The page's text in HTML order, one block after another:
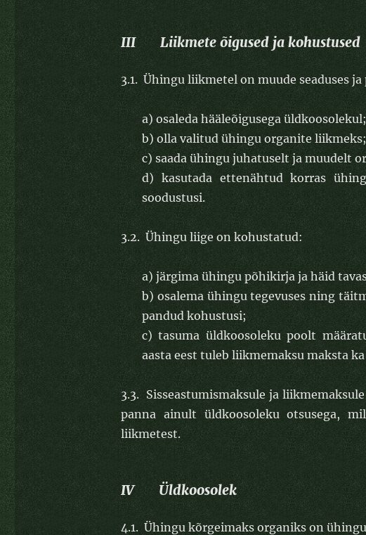
III Liikmete õigused ja kohustused
3.1. Ühingu liikmetel on muude seaduses
a) osaleda hääleõigusega üldkoosolekul;
b) olla valitud ühingu organite liikmeks;
c) saada ühingu juhatuselt ja muudelt
d) kasutada ettenähtud korras
soodustusi.
3.2. Ühingu liige on kohustatud:
a) järgima ühingu põhikirja ja häid
b) osalema ühingu tegevuses ning
pandud kohustusi;
c) tasuma üldkoosoleku poolt
aasta eest tuleb liikmemaksu maksta
3.3. Sisseastumismaksule ja
panna ainult üldkoosoleku otsusega,
liikmetest.
IV Üldkoosolek
4.1. Ühingu kõrgeimaks organiks on